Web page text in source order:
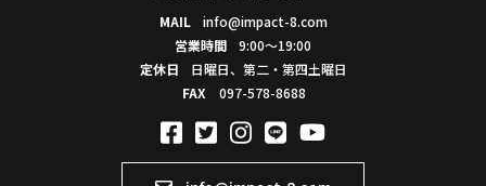
MAIL
info@impact-8.com
営業時間
9:00～19:00
定休日
日曜日、第二・第四土曜日
FAX
097-578-8688